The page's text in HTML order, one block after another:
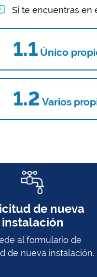
Si te encuentras en
1.1 Único
1.2 Varios
de nueva
instalación
al formulario de
de nueva instalación.